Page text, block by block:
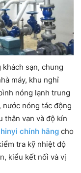
sạn, chung
máy, khu nghỉ
nóng lạnh trung
nóng tác động
thân van và độ kín
chính hãng cho
tra kỹ nhiệt độ
kiểu kết nối và vị